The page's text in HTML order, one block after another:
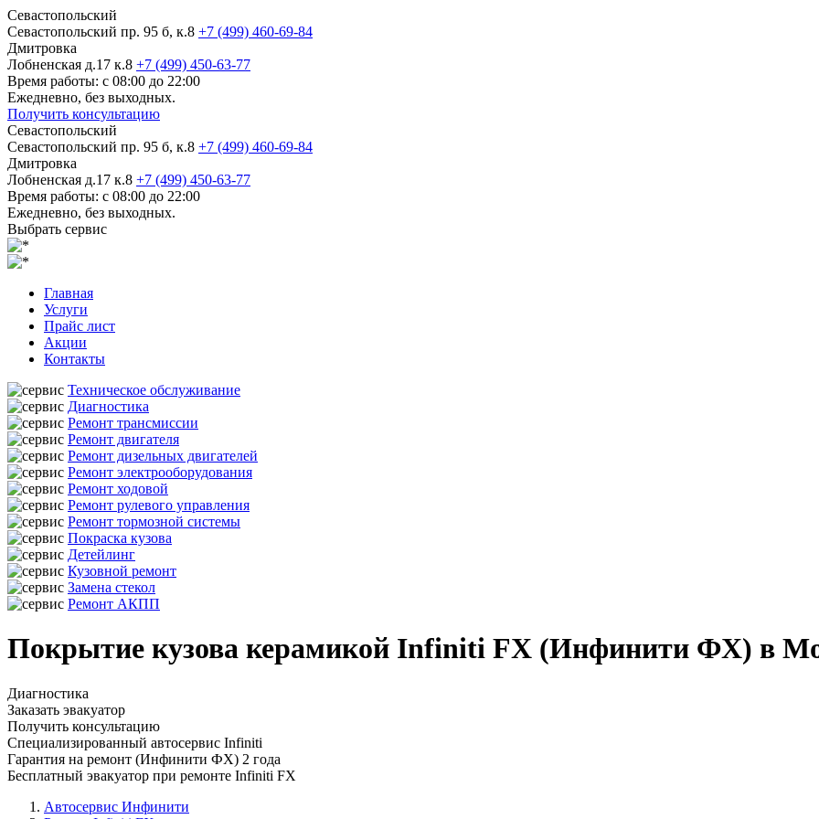
Севастопольский
Севастопольский пр. 95 б, к.8 +7 (499) 460-69-84
Дмитровка
Лобненская д.17 к.8 +7 (499) 450-63-77
Время работы: с 08:00 до 22:00
Ежедневно, без выходных.
Получить консультацию
Севастопольский
Севастопольский пр. 95 б, к.8 +7 (499) 460-69-84
Дмитровка
Лобненская д.17 к.8 +7 (499) 450-63-77
Время работы: с 08:00 до 22:00
Ежедневно, без выходных.
Выбрать сервис
Главная
Услуги
Прайс лист
Акции
Контакты
Техническое обслуживание
Диагностика
Ремонт трансмиссии
Ремонт двигателя
Ремонт дизельных двигателей
Ремонт электрооборудования
Ремонт ходовой
Ремонт рулевого управления
Ремонт тормозной системы
Покраска кузова
Детейлинг
Кузовной ремонт
Замена стекол
Ремонт АКПП
Покрытие кузова керамикой Infiniti FX (Инфинити ФХ) в
Диагностика
Заказать эвакуатор
Получить консультацию
Специализированный автосервис Infiniti
Гарантия на ремонт (Инфинити ФХ) 2 года
Бесплатный эвакуатор при ремонте Infiniti FX
Автосервис Инфинити